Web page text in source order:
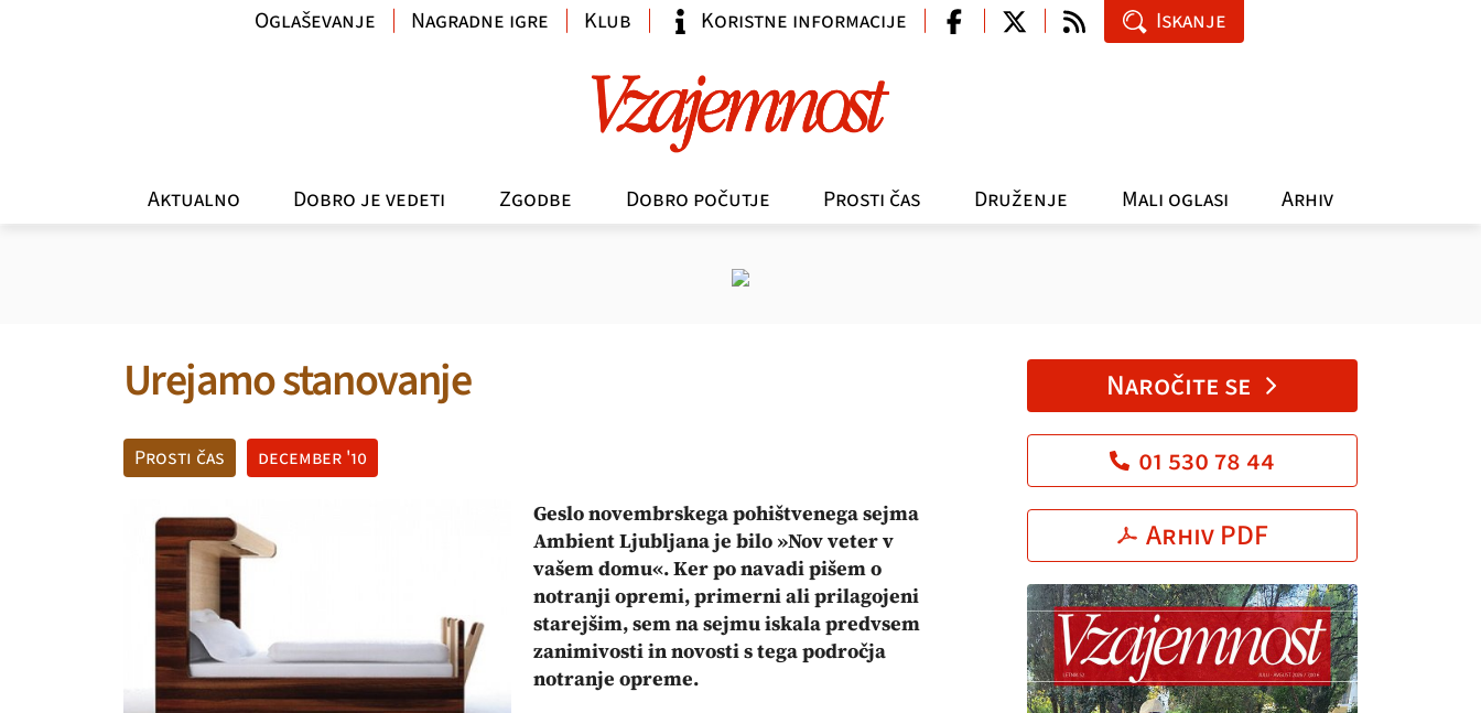
Aktualno Dobro je vedeti Zgodbe Dobro počutje Prosti čas Druženje Mali oglasi Arhiv
Oglaševanje Nagradne igre Klub Koristne informacije Iskanje
Urejamo stanovanje
Prosti čas
december '10
Geslo novembrskega pohištvenega sejma
Ambient Ljubljana je bilo »Nov veter v
vašem domu«. Ker po navadi pišem o
notranji opremi, primerni ali prilagojeni
starejšim, sem na sejmu iskala predvsem
zanimivosti in novosti s tega področja
notranje opreme.
Naročite se
01 530 78 44
Arhiv PDF